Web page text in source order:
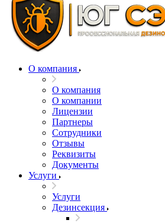
О компания
О компания
О компании
Лицензии
Партнеры
Сотрудники
Отзывы
Реквизиты
Документы
Услуги
Услуги
Дезинсекция